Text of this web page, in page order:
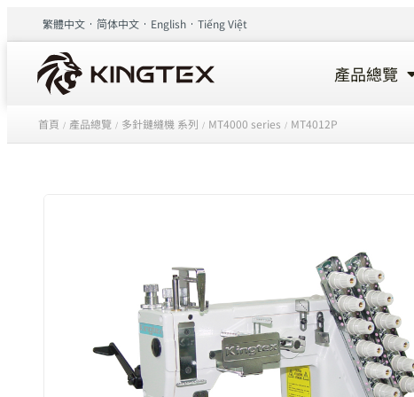
繁體中文 简体中文 English Tiếng Việt
產品總覽
首頁 / 產品總覽 / 多針鏈縫機 系列 / MT4000 series / MT4012P